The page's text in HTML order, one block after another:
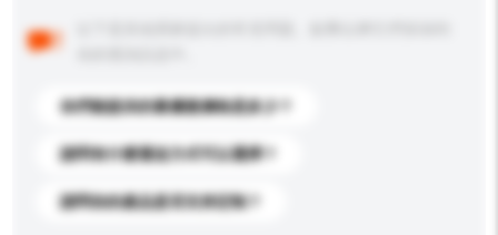
你們能提供的最優惠價格是多少？
請問有什麼運送方式可以選擇？
請問你的產品是否支持定制？